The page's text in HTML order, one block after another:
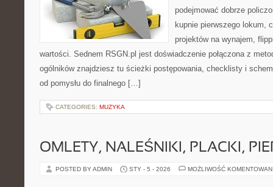
podejmować dobrze
kupnie pierwszego lokum,
projektów na wynajem,
wartości. Sednem RSGN.pl jest doświadczenie połączona z
ogólników znajdziesz tu ścieżki postępowania, checklisty i
od pomysłu do finalnego […]
CATEGORIES: MUZYKA
OMLETY, NALEŚNIKI, PLACKI,
POSTED BY ADMIN STY - 5 - 2026 MOŻLIWOŚĆ